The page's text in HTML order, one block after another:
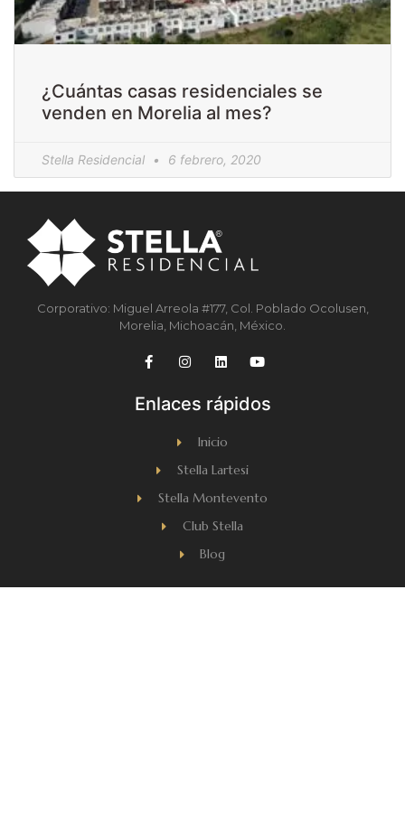
¿Cuántas casas residenciales se
venden en Morelia al mes?
Stella Residencial 6 febrero, 2020
Corporativo: Miguel Arreola #177, Col. Poblado Ocolusen,
Morelia, Michoacán, México.
Enlaces rápidos
Inicio
Stella Lartesi
Stella Montevento
Club Stella
Blog